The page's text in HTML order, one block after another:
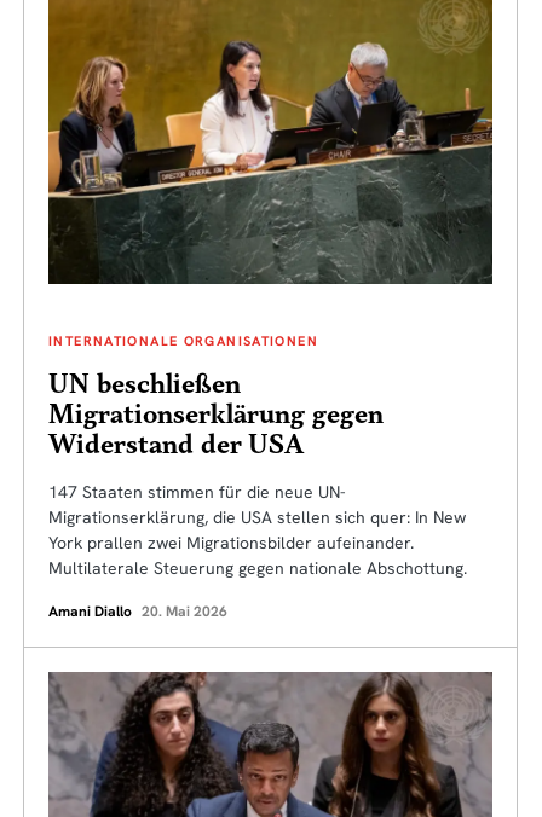
INTERNATIONALE ORGANISATIONEN
UN beschließen
Migrationserklärung gegen
Widerstand der USA
147 Staaten stimmen für die neue UN-
Migrationserklärung, die USA stellen sich quer: In New
York prallen zwei Migrationsbilder aufeinander.
Multilaterale Steuerung gegen nationale Abschottung.
Amani Diallo 20. Mai 2026